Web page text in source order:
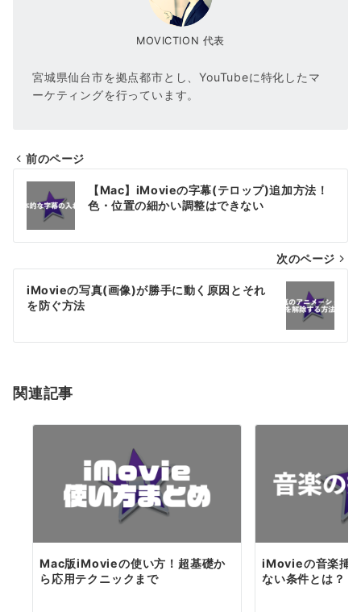
MOVICTION 代表
宮城県仙台市を拠点都市とし、YouTubeに特化したマ
ーケティングを行っています。
投
稿
ナ
ビ
ゲ
シ
ン
前のページ
【Mac】iMovieの字幕(テロップ)追加方法！
色・位置の細かい調整はできない
次のページ
iMovieの写真(画像)が勝手に動く原因とそれ
を防ぐ方法
関連記事
Mac版iMovieの使い方！超基礎か
ら応用テクニックまで
iMovieの音楽挿
ない条件とは？